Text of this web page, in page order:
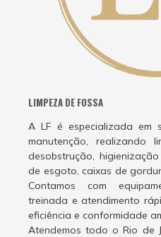
LIMPEZA DE FOSSA
A LF é especializada em
manutenção, realizando
desobstrução,
de esgoto, caixas de
Contamos com
treinada e atendimento
eficiência e conformidade
Atendemos todo o Rio de